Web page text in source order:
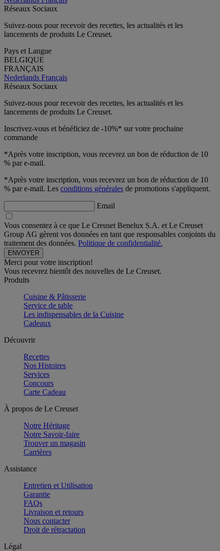
Réseaux Sociaux
Suivez-nous pour recevoir des recettes, les actualités et les
lancements de produits Le Creuset.
Pays et Langue
BELGIQUE
FRANÇAIS
Nederlands Français
Réseaux Sociaux
Suivez-nous pour recevoir des recettes, les actualités et les
lancements de produits Le Creuset.
Inscrivez-vous et bénéficiez de -10%* sur votre prochaine
commande
*Après votre inscription, vous recevrez un bon de réduction de 10
% par e-mail.
*Après votre inscription, vous recevrez un bon de réduction de 10
% par e-mail. Les conditions générales de promotions s'appliquent.
Email
Vous consentez à ce que Le Creuset Benelux S.A. et Le Creuset
Group AG gèrent vos données en tant que responsables conjoints du
traitement des données. Politique de confidentialité.
Merci pour votre inscription!
Vous recevrez bientôt des nouvelles de Le Creuset.
Produits
Cuisine & Pâtisserie
Service de table
Les indispensables de la Cuisine
Cadeaux
Découvrir
Recettes
Nos Histoires
Services
Concours
Carte Cadeau
À propos de Le Creuset
Notre Héritage
Notre Savoir-faire
Trouver un magasin
Carrières
Assistance
Entretien et Utilisation
Garantie
FAQs
Livraison et retours
Nous contacter
Droit de rétractation
Légal